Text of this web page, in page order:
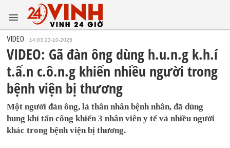
VIDEO 14:03 23-10-2025
VIDEO: Gã đàn ông dùng h.u.n.g k.h.í
t.ấ.n c.ô.n.g khiến nhiều người trong
bệnh viện bị thương
Một người đàn ông, là thân nhân bệnh nhân, đã dùng
hung khí tấn công khiến 3 nhân viên y tế và nhiều người
khác trong bệnh viện bị thương.